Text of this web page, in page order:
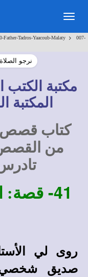
Father-Tadros-Yaacoub-Malaty >
007-
نرجو
مكتبة
المكتبة
كتاب قصص
من
41- قصة:
روى لي
صديق